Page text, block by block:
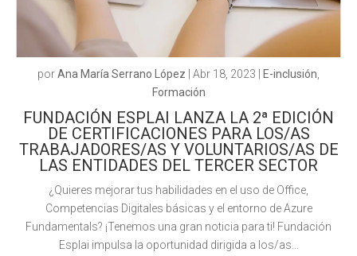
porAna María Serrano López Abr 18, 2023 E-inclusión
Formación
FUNDACIÓN ESPLAI LANZA LA 2ª EDICIÓN
DE CERTIFICACIONES PARA LOS/AS
TRABAJADORES/AS Y VOLUNTARIOS/AS DE
LAS ENTIDADES DEL TERCER SECTOR
¿Quieres mejorar tus habilidades en el uso de Office,
Competencias Digitales básicas y el entorno de Azure
Fundamentals? ¡Tenemos una gran noticia para ti! Fundación
Esplai impulsa la oportunidad dirigida a los/as...